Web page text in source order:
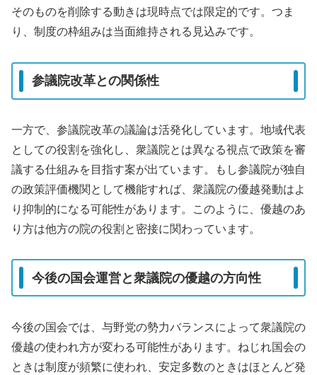
そのものを削除する動きは現時点では限定的です。つま
り、制度の枠組みは当面維持される見込みです。
参議院改革との関係性
一方で、参議院改革の議論は活発化しています。地域代表
としての役割を強化し、衆議院とは異なる視点で政策を審
議する仕組みを目指す案が出ています。もし参議院が独自
の政策評価機関として機能すれば、衆議院の優越発動はよ
り抑制的になる可能性があります。このように、優越のあ
り方は他方の院の役割と密接に関わっています。
今後の国会運営と衆議院の優越の方向性
今後の国会では、与野党の勢力バランスによって衆議院の
優越の使われ方が変わる可能性があります。ねじれ国会の
ときは制度が頻繁に使われ、安定多数のときはほとんど発